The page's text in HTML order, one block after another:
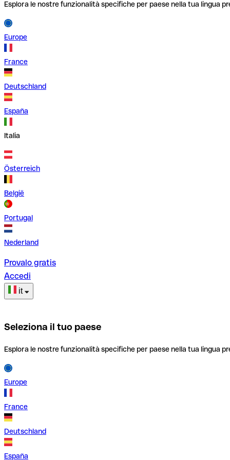
Esplora le nostre funzionalità specifiche per paese nella tua lingua
Europe
France
Deutschland
España
Italia
Österreich
België
Portugal
Nederland
Provalo gratis
Accedi
it
Seleziona il tuo paese
Esplora le nostre funzionalità specifiche per paese nella tua lingua
Europe
France
Deutschland
España